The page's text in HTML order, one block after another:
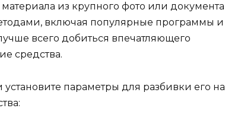
из крупного фото или документа
включая популярные программы и
всего добиться впечатляющего
средства.
параметры для разбивки его на